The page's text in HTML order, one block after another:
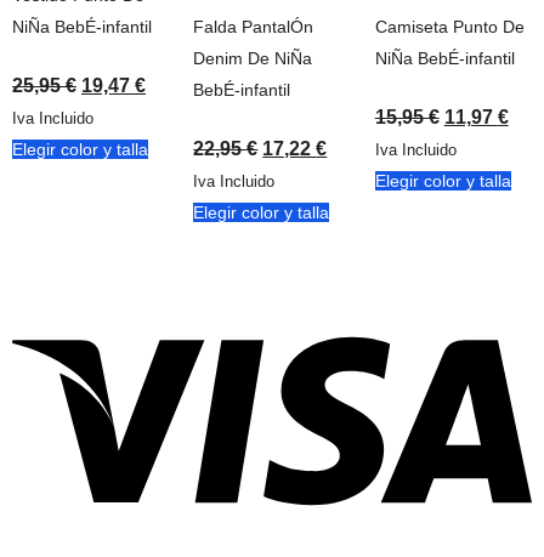
NiÑa BebÉ-infantil
25,95€ 19,47 €
Iva Incluido
Elegir color y talla
Falda PantalÓn
Denim De NiÑa
BebÉ-infantil
22,95€ 17,22€
Iva Incluido
Elegir color y talla
Camiseta Punto De
NiÑa BebÉ-infantil
15,95€ 11,97 €
Iva Incluido
Elegir color y talla